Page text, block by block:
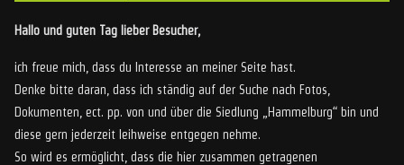
Hallo und guten Tag lieber Besucher,
ich freue mich, dass du Interesse an meiner Seite hast.
Denke bitte daran, dass ich ständig auf der Suche nach Fotos,
Dokumenten, ect. pp. von und über die Siedlung „Hammelburg“ bin und
diese gern jederzeit leihweise entgegen nehme.
So wird es ermöglicht, dass die hier zusammen getragenen